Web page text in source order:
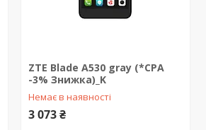
ZTE Blade A530 gray (*CPA
-3% Знижка)_K
Немає в наявності
3 073 ₴